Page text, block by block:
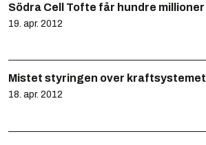
Södra Cell Tofte får hundre millioner
19. apr. 2012
Mistet styringen over kraftsystemet
18. apr. 2012